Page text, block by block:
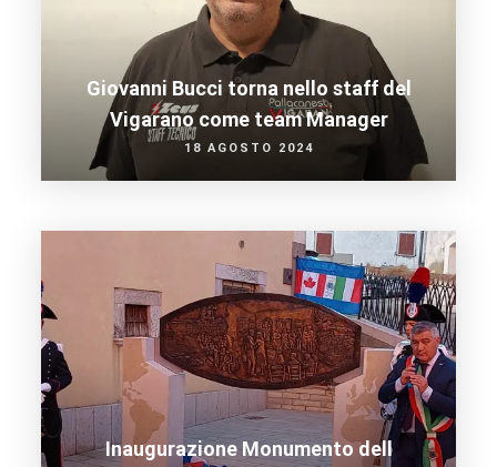
Giovanni Bucci torna nello staff del
Vigarano come team Manager
18 AGOSTO 2024
Inaugurazione Monumento dell